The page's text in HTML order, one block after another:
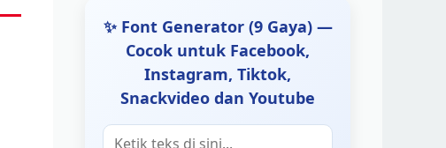
✨ Font Generator (9 Gaya) —
Cocok untuk Facebook,
Instagram, Tiktok,
Snackvideo dan Youtube